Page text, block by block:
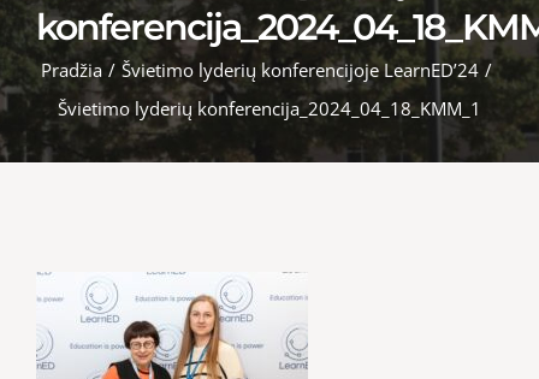
Pradžia / Švietimo lyderių konferencijoje LearnED’24 /
Švietimo lyderių konferencija_2024_04_18_KMM_1